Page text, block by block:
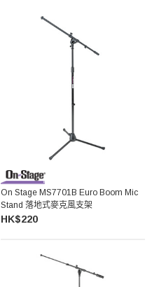
On Stage MS7701B Euro Boom Mic
Stand 落地式麥克風支架
HK$220